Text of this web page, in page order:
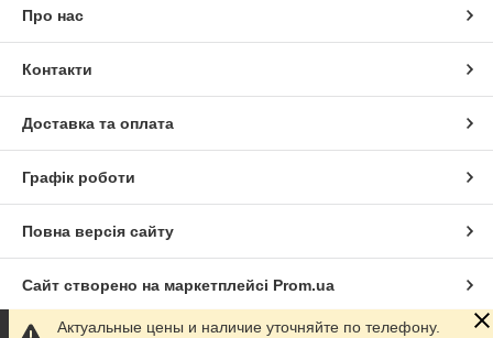
Про нас
Контакти
Доставка та оплата
Графік роботи
Повна версія сайту
Сайт створено на маркетплейсі Prom.ua
Актуальные цены и наличие уточняйте по телефону.